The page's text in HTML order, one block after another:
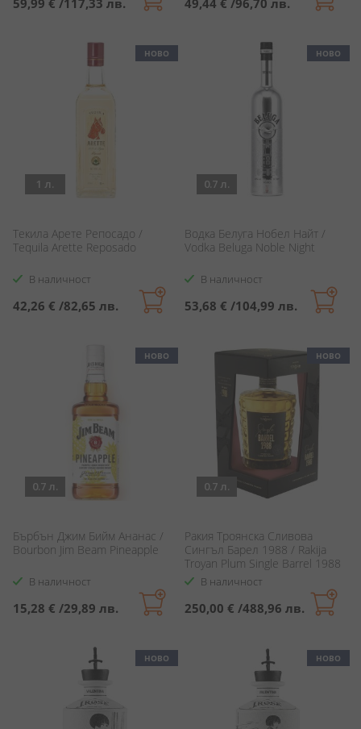
59,99 € /117,33 лв. 49,44 € /96,70 лв.
НОВО
1 л.
Текила Арете Репосадо /
Tequila Arette Reposado
В наличност
42,26 € /82,65 лв.
НОВО
0.7 л.
Водка Белуга Нобел Найт /
Vodka Beluga Noble Night
В наличност
53,68 € /104,99 лв.
НОВО
0.7 л.
Бърбън Джим Бийм Ананас /
Bourbon Jim Beam Pineapple
В наличност
15,28 € /29,89 лв.
НОВО
0.7 л.
Ракия Троянска Сливова
Сингъл Барел 1988 / Rakija
Troyan Plum Single Barrel 1988
В наличност
250,00 € /488,96 лв.
НОВО НОВО